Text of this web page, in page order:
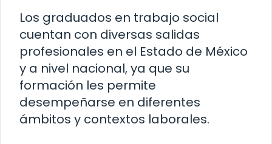
Los graduados en trabajo social
cuentan con diversas salidas
profesionales en el Estado de México
y a nivel nacional, ya que su
formación les permite
desempeñarse en diferentes
ámbitos y contextos laborales.